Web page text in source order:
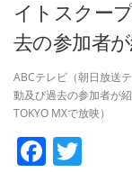
イトスクー
去の参加者
ABCテレビ（朝日放送
動及び過去の参加者が
TOKYO MXで放映）